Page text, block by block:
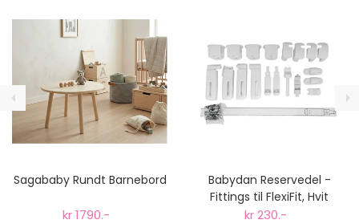
Ekspressfrakt med Bring Express og Widerøe koster
fra kr 129 - og dersom dette er tilgjengelig på ditt
postnummer vil du få det som et alternativ i kassen.
Gjennomsnittlig leveringstid hos Mimmis er en til tre
dager fra bestilling til levering.
Vi har fri retur ved bytte.
Sagababy Rundt Barnebord
kr 1790.-
Babydan Reservedel -
Fittings til FlexiFit, Hvit
kr 230.-